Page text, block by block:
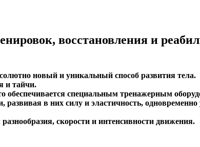
восстановления и
новый и уникальный способ развития тела.
и тайчи.
обеспечивается специальным тренажерным
в них силу и эластичность, одновременно
скорости и интенсивности движения.